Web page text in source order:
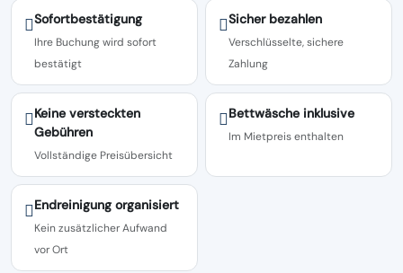
Sofortbestätigung
Ihre Buchung wird sofort
bestätigt
Sicher bezahlen
Verschlüsselte, sichere
Zahlung
Keine versteckten
Gebühren
Vollständige Preisübersicht
Bettwäsche inklusive
Im Mietpreis enthalten
Endreinigung organisiert
Kein zusätzlicher Aufwand
vor Ort